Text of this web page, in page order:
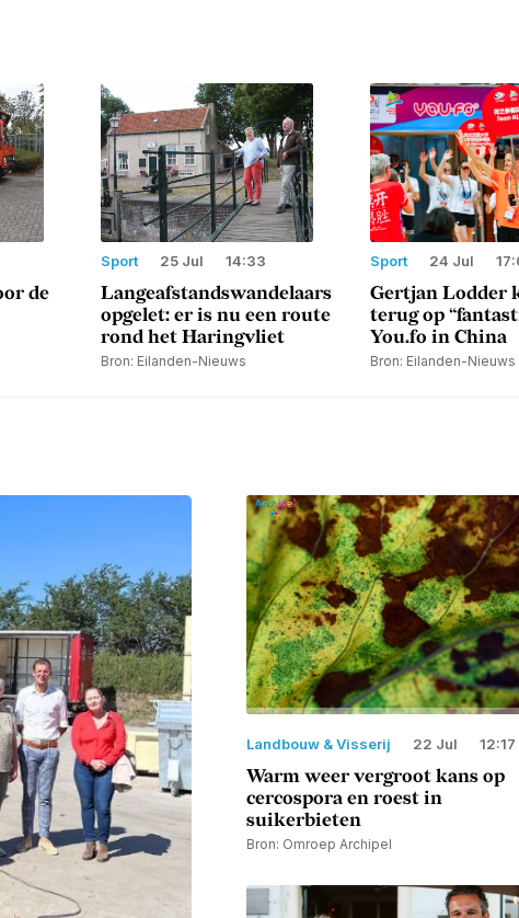
de
Sport 25 Jul 14:33
Langeafstandswandelaars
opgelet: er is nu een route
rond het Haringvliet
Bron: Eilanden-Nieuws
Sport 24 Jul
Gertjan Lodder
terug op
You.fo in China
Bron: Eilanden-Nieuws
Landbouw & Visserij 22 Jul 12:17
Warm weer vergroot kans op
cercospora en roest in
suikerbieten
Bron: Omroep Archipel